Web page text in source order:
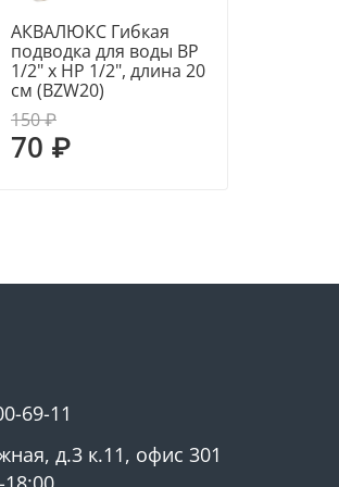
АКВАЛЮКС Гибкая
подводка для воды ВР
1/2" х НР 1/2", длина 20
см (BZW20)
150 ₽
70 ₽
69-11
д.3 к.11, офис 301